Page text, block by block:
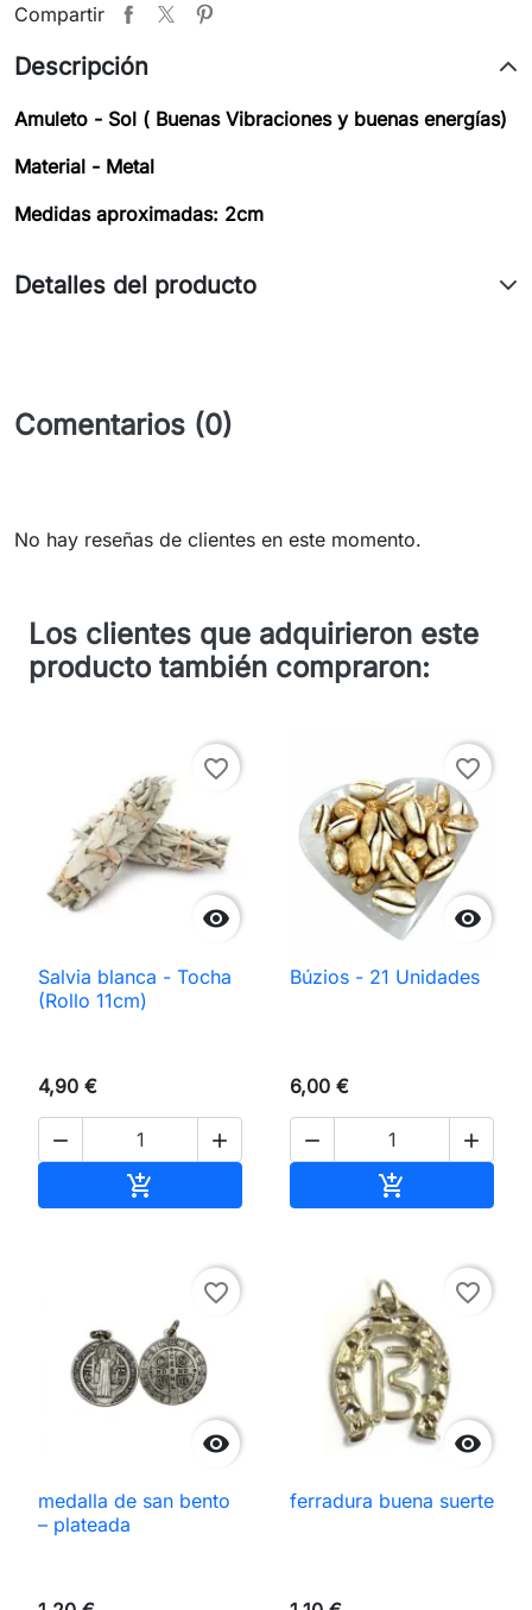
Compartir
Descripción
Amuleto - Sol ( Buenas Vibraciones y buenas energías)
Material - Metal
Medidas aproximadas: 2cm
Detalles del producto
Comentarios (0)
No hay reseñas de clientes en este momento.
Los clientes que adquirieron este
producto también compraron:

favorite_border
Salvia blanca - Tocha
(Rollo 11cm)
4,90 €
 


favorite_border
Búzios - 21 Unidades
6,00 €
 


favorite_border
medalla de san bento
– plateada

favorite_border
ferradura buena suerte